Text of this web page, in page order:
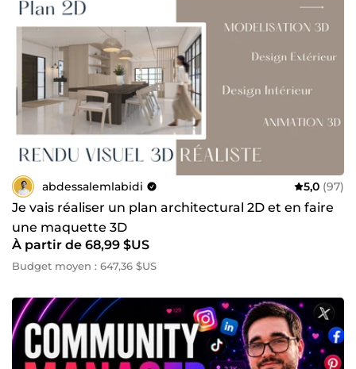
abdessalemlabidi 5,0 (97)
Je vais réaliser un plan architectural 2D et en faire
une maquette 3D
À partir de 68,99 $US
Budget moyen : 647,36 $US